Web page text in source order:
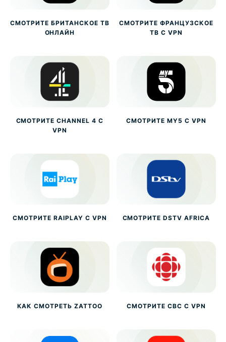
СМОТРИТЕ БРИТАНСКОЕ ТВ
ОНЛАЙН
СМОТРИТЕ ФРАНЦУЗСКОЕ
ТВ С VPN
СМОТРИТЕ CHANNEL 4 С
VPN
СМОТРИТЕ MY5 С VPN
СМОТРИТЕ RAIPLAY С VPN СМОТРИТЕ DSTV AFRICA
КАК СМОТРЕТЬ ZATTOO СМОТРИТЕ CBC С VPN